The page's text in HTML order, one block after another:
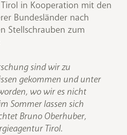
in Kooperation mit den
Bundesländer nach
Stellschrauben zum
sind wir zu
gekommen und unter
wo wir es nicht
Sommer lassen sich
Bruno Oberhuber,
Tirol.